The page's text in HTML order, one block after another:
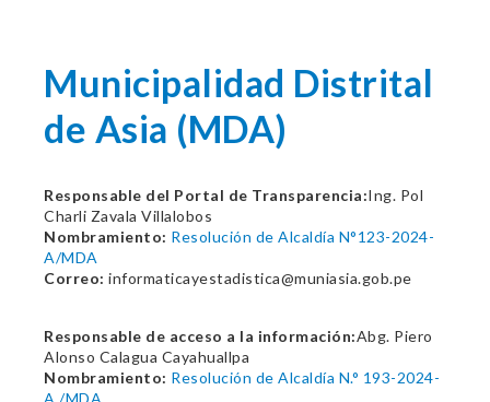
Municipalidad Distrital
de Asia (MDA)
Responsable del Portal de Transparencia:Ing. Pol
Charli Zavala Villalobos
Nombramiento: Resolución de Alcaldía N°123-2024-
A/MDA
Correo: informaticayestadistica@muniasia.gob.pe
Responsable de acceso a la información:Abg. Piero
Alonso Calagua Cayahuallpa
Nombramiento: Resolución de Alcaldía N.° 193-2024-
A /MDA